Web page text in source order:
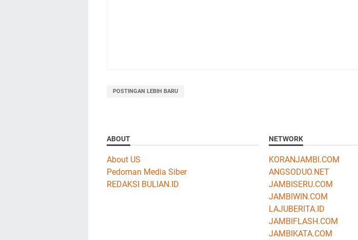
POSTINGAN LEBIH BARU
ABOUT
About US
Pedoman Media Siber
REDAKSI BULIAN.ID
NETWORK
KORANJAMBI.COM
ANGSODUO.NET
JAMBISERU.COM
JAMBIWIN.COM
LAJUBERITA.ID
JAMBIFLASH.COM
JAMBIKATA.COM